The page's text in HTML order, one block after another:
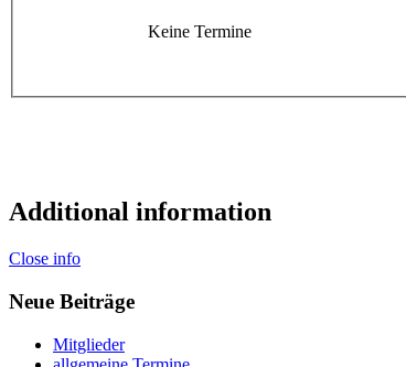
Keine Termine
Additional information
Close info
Neue Beiträge
Mitglieder